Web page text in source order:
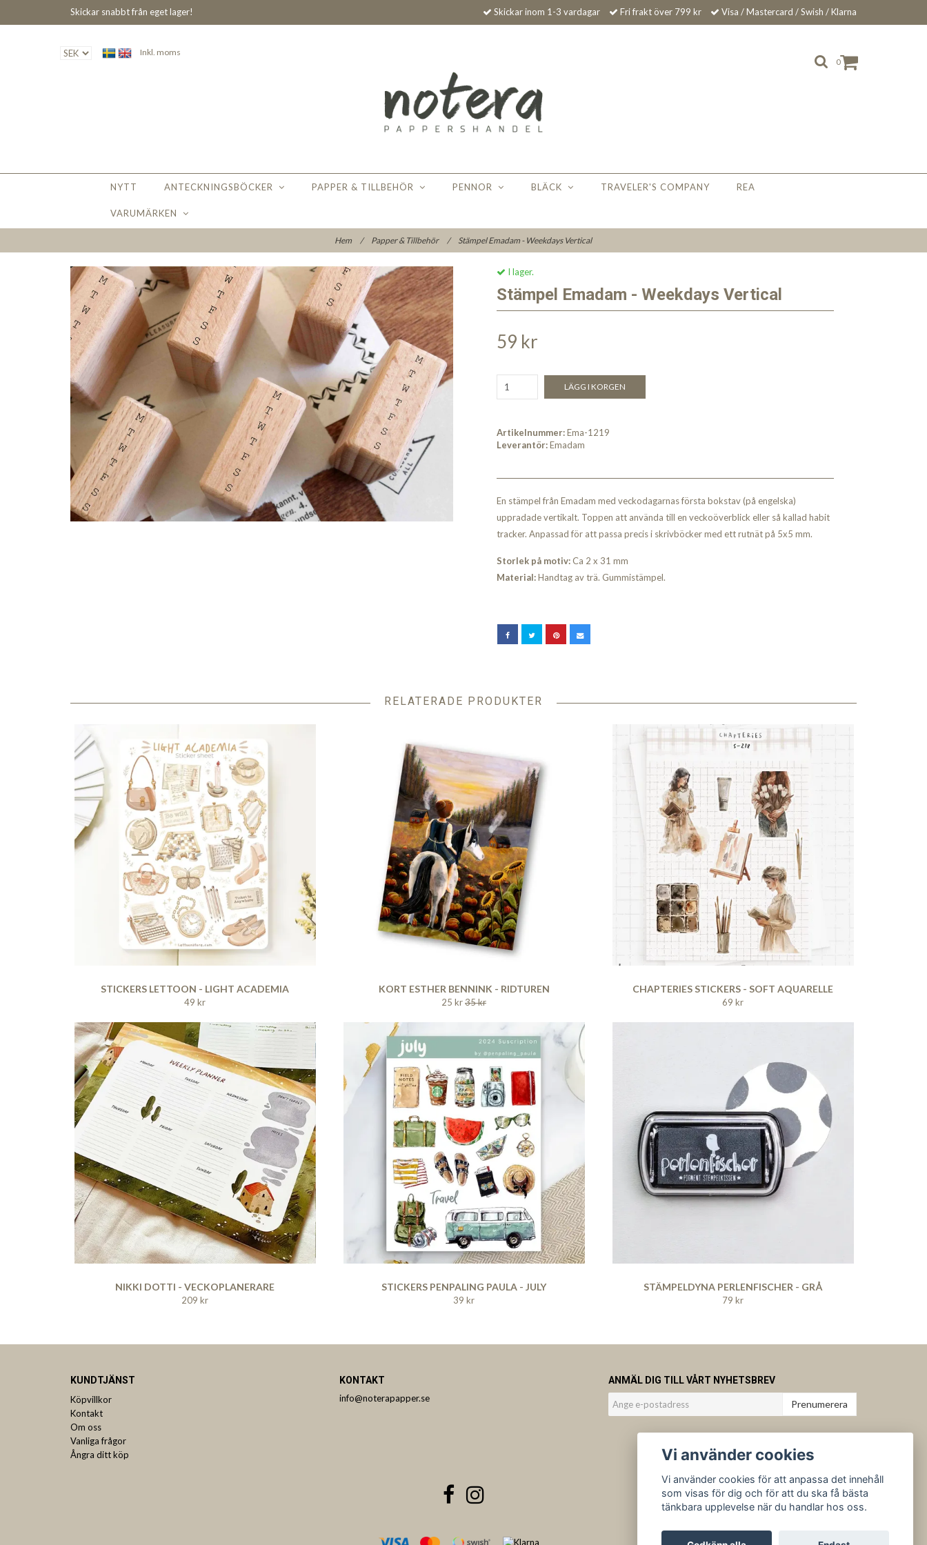
Skickar snabbt från eget lager! Skickar inom 1-3 vardagar Fri frakt över 799 kr Visa / Mastercard / Swish / Klarna
0
Inkl. moms
NYTT ANTECKNINGSBÖCKER PAPPER & TILLBEHÖR PENNOR BLÄCK TRAVELER'S COMPANY REA
VARUMÄRKEN
Hem / Papper & Tillbehör / Stämpel Emadam - Weekdays Vertical
I lager.
Stämpel Emadam - Weekdays Vertical
59 kr
LÄGG I KORGEN
Artikelnummer:Ema-1219
Leverantör:Emadam
En stämpel från Emadam med veckodagarnas första bokstav (på engelska)
uppradade vertikalt. Toppen att använda till en veckoöverblick eller så kallad habit
tracker. Anpassad för att passa precis i skrivböcker med ett rutnät på 5x5 mm.
Storlek på motiv:Ca 2 x 31 mm
Material:Handtag av trä. Gummistämpel.
RELATERADE PRODUKTER
STICKERS LETTOON - LIGHT ACADEMIA
49 kr
KORT ESTHER BENNINK - RIDTUREN
25 kr35 kr
CHAPTERIES STICKERS - SOFT AQUARELLE
69 kr
NIKKI DOTTI - VECKOPLANERARE
209 kr
STICKERS PENPALING PAULA - JULY
39 kr
STÄMPELDYNA PERLENFISCHER - GRÅ
79 kr
KUNDTJÄNST
Köpvillkor
Kontakt
Om oss
Vanliga frågor
Ångra ditt köp
KONTAKT
info@noterapapper.se
ANMÄL DIG TILL VÅRT NYHETSBREV
Prenumerera
Vi använder cookies
Vi använder cookies för att anpassa det innehåll
som visas för dig och för att du ska få bästa
tänkbara upplevelse när du handlar hos oss.